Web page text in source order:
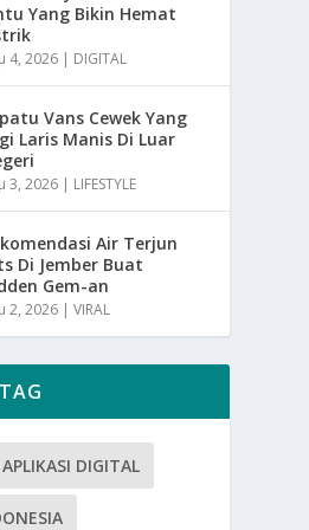
Yang Bikin Hemat
4, 2026 | DIGITAL
Vans Cewek Yang
Laris Manis Di Luar
3, 2026 | LIFESTYLE
Air Terjun
Di Jember Buat
Gem-an
2, 2026 |VIRAL
APLIKASI DIGITAL